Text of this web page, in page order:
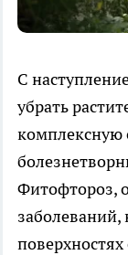
С
убрать
комплексную
Фитофтороз,
заболеваний,